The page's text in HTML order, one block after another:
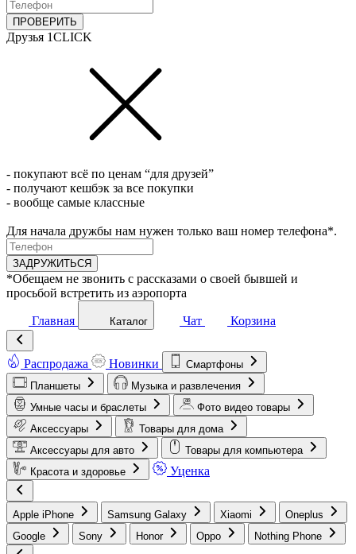
ПРОВЕРИТЬ
Друзья 1CLICK
- покупают всё по ценам “для друзей”
- получают кешбэк за все покупки
- вообще самые классные
Для начала дружбы нам нужен только ваш номер телефона*.
ЗАДРУЖИТЬСЯ
*Обещаем не звонить с рассказами о своей бывшей и
просьбой встретить из аэропорта
Главная Каталог Чат Корзина
Распродажа Новинки
Смартфоны
Планшеты
Музыка и развлечения
Умные часы и браслеты
Фото видео товары
Аксессуары
Товары для дома
Аксессуары для авто
Товары для компьютера
Красота и здоровье
Уценка
Apple iPhone Samsung Galaxy Xiaomi
Oneplus
Google
Sony Honor Oppo Nothing Phone